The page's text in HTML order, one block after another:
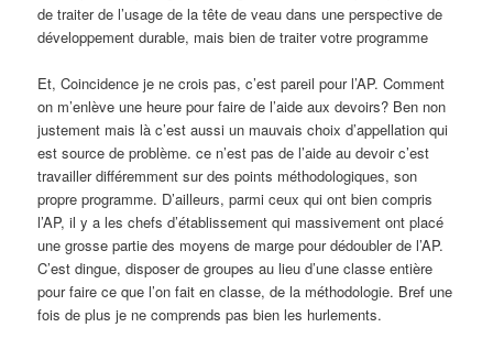
de traiter de l’usage de la tête de veau dans une perspective de
développement durable, mais bien de traiter votre programme
Et, Coincidence je ne crois pas, c’est pareil pour l’AP. Comment
on m’enlève une heure pour faire de l’aide aux devoirs? Ben non
justement mais là c’est aussi un mauvais choix d’appellation qui
est source de problème. ce n’est pas de l’aide au devoir c’est
travailler différemment sur des points méthodologiques, son
propre programme. D’ailleurs, parmi ceux qui ont bien compris
l’AP, il y a les chefs d’établissement qui massivement ont placé
une grosse partie des moyens de marge pour dédoubler de l’AP.
C’est dingue, disposer de groupes au lieu d’une classe entière
pour faire ce que l’on fait en classe, de la méthodologie. Bref une
fois de plus je ne comprends pas bien les hurlements.